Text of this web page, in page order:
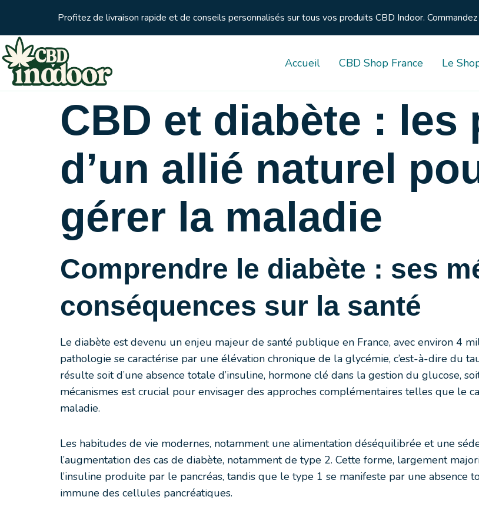
Profitez de livraison rapide et de conseils personnalisés sur tous vos produits CBD Indoor.
Accueil CBD Shop France Le
CBD et diabète : les
d’un allié naturel
gérer la maladie
Comprendre le diabète : ses
conséquences sur la santé
Le diabète est devenu un enjeu majeur de santé publique en France, avec environ 4
pathologie se caractérise par une élévation chronique de la glycémie, c’est-à-dire du
résulte soit d’une absence totale d’insuline, hormone clé dans la gestion du glucose,
mécanismes est crucial pour envisager des approches complémentaires telles que le
maladie.
Les habitudes de vie modernes, notamment une alimentation déséquilibrée et une
l’augmentation des cas de diabète, notamment de type 2. Cette forme, largement
l’insuline produite par le pancréas, tandis que le type 1 se manifeste par une absence
immune des cellules pancréatiques.